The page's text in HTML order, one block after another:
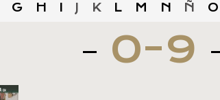
G H J K L M N Ñ O
0-9